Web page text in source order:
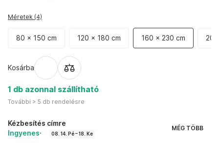
Méretek (4)
80 x 150 cm 120 x 180 cm 160 x 230 cm
Kosárba
1 db azonnal szállítható
További > 5 db rendelésre
Kézbesítés címre
Ingyenes· 08. 14. Pé – 18. Ke
MÉG TÖBB